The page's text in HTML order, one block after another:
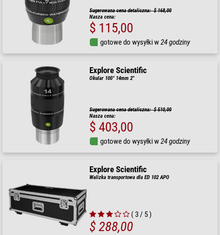
Sugerowana cena detaliczna: $ 168,00
Nasza cena:
$ 115,00
gotowe do wysyłki w24 godziny
Explore Scientific
Okular 100° 14mm 2"
Sugerowana cena detaliczna: $ 510,00
Nasza cena:
$ 403,00
gotowe do wysyłki w24 godziny
Explore Scientific
Walizka transportowa dla ED 102 APO
( 3 / 5 )
$ 288,00